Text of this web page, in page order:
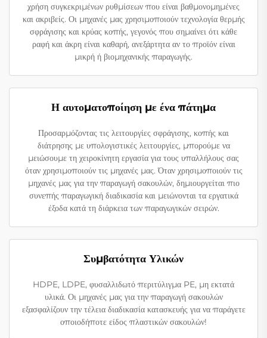
χρήση συγκεκριμένων ρυθμίσεων που είναι βαθμονομημένες
και ακριβείς. Οι μηχανές μας χρησιμοποιούν τεχνολογία θερμής
σφράγισης και κρύας κοπής, γεγονός που σημαίνει ότι κάθε
ραφή και άκρη είναι καθαρή, ανεξάρτητα αν το προϊόν είναι
μικρή ή βιομηχανικής παραγωγής.
Η αυτοματοποίηση με ένα πάτημα
Προσαρμόζοντας τις λειτουργίες σφράγισης, κοπής και
διάτρησης με υπολογιστικές λειτουργίες, μπορούμε να
μειώσουμε τη χειροκίνητη εργασία για τους υπαλλήλους σας
όταν χρησιμοποιούν τις μηχανές μας. Όταν χρησιμοποιούν τις
μηχανές μας για την παραγωγή σακουλών, δημιουργείται πιο
συνεπής παραγωγική διαδικασία και μειώνονται τα εργατικά
έξοδα κατά τη διάρκεια των παραγωγικών σειρών.
Συμβατότητα Υλικών
HDPE, LDPE, φυσαλλιδωτό περιτύλιγμα PE, μη εκτατά
υλικά. Οι μηχανές μας για την παραγωγή σακουλών
εξασφαλίζουν την τέλεια διαδικασία κατασκευής για να παράγετε
οποιοδήποτε είδος πλαστικών σακουλών!